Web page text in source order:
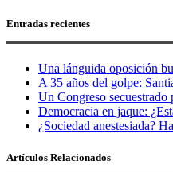
Entradas recientes
Una lánguida oposición
A 35 años del golpe:
Un Congreso
Democracia en jaque:
¿Sociedad anestesiada?
Artículos Relacionados